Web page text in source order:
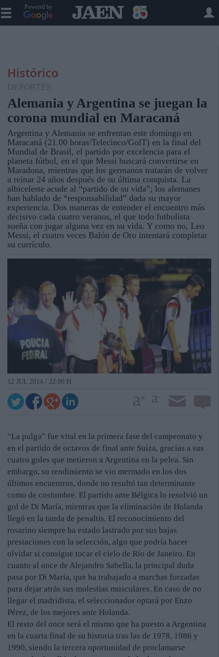
Powered by
Histórico
DEPORTES
Alemania y Argentina se juegan la
corona mundial en Maracaná
Argentina y Alemania se enfrentan este domingo en
Maracaná (21.00 horas/Telecinco/GolT) en la final del
Mundial de Brasil, el partido por excelencia para el
planeta fútbol, en el que Messi buscará convertirse en
Maradona, mientras que los germanos tratarán de volver
a reinar 24 años después de su última conquista. La
albiceleste acude al “partido de su vida”; los alemanes
han hablado de “responsabilidad” dada su mayor
experiencia. Dos maneras de entender el encuentro más
decisivo cada cuatro veranos, el que todo futbolista
sueña con jugar alguna vez en su vida. Y como no, Leo
Messi, el cuatro veces Balón de Oro intentará completar
su currículo.
12 JUL 2014 / 22:00 H.
“La pulga” fue vital en la primera fase del campeonato y
en el partido de octavos de final ante Suiza, gracias a sus
cuatro goles que metieron a Argentina en la pelea. Sin
embargo, su rendimiento se vio mermado en los dos
últimos encuentros, donde no resultó tan determinante
como de costumbre. El partido ante Bélgica lo resolvió un
gol de Di María, mientras que la eliminación de Holanda
llegó en la tanda de penaltis. El reconocimiento del
rosarino siempre ha estado lastrado por sus bajas
prestaciones con la selección, algo que podría hacer
olvidar si consigue tocar el cielo de Río de Janeiro. En
cuanto al once de Alejandro Sabella, la principal duda
pasa por Di María, que ha trabajado a marchas forzadas
para dejar atrás sus molestias musculares. En caso de no
llegar el madridista, el seleccionador optará por Enzo
Pérez, de los mejores ante Holanda.
El resto del once será el mismo que ha puesto a Argentina
en la cuarta final de su historia tras las de 1978, 1986 y
1990, siendo la tercera oportunidad de proclamarse